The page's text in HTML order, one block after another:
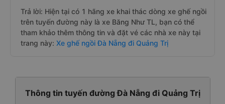
Trả lời: Hiện tại có 1 hãng xe khai thác dòng xe ghế ngồi
trên tuyến đường này là xe Băng Như TL, bạn có thể
tham khảo thêm thông tin và đặt vé các nhà xe này tại
trang này: Xe ghế ngồi Đà Nẵng đi Quảng Trị
Thông tin tuyến đường Đà Nẵng đi Quảng Trị